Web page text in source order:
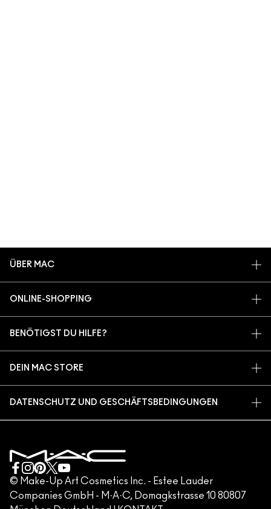
ÜBER MAC
ARTISTRY
ONLINE-SHOPPING
REGISTRIERE DICH FÜR DEN NEWSLETTER
BENÖTIGST DU HILFE?
FAQ
KONTAKTIERE DEN HERSTELLER
DEIN MAC STORE
MAKE-UP-SERVICES
DATENSCHUTZ UND GESCHÄFTSBEDINGUNGEN
GESCHÄFTSBEDINGUNGEN
FÄLSCHUNG VON PRODUKTEN
IMPRESSUM
© Make-Up Art Cosmetics Inc. - Estee Lauder
Companies GmbH - M·A·C, Domagkstrasse 10 80807